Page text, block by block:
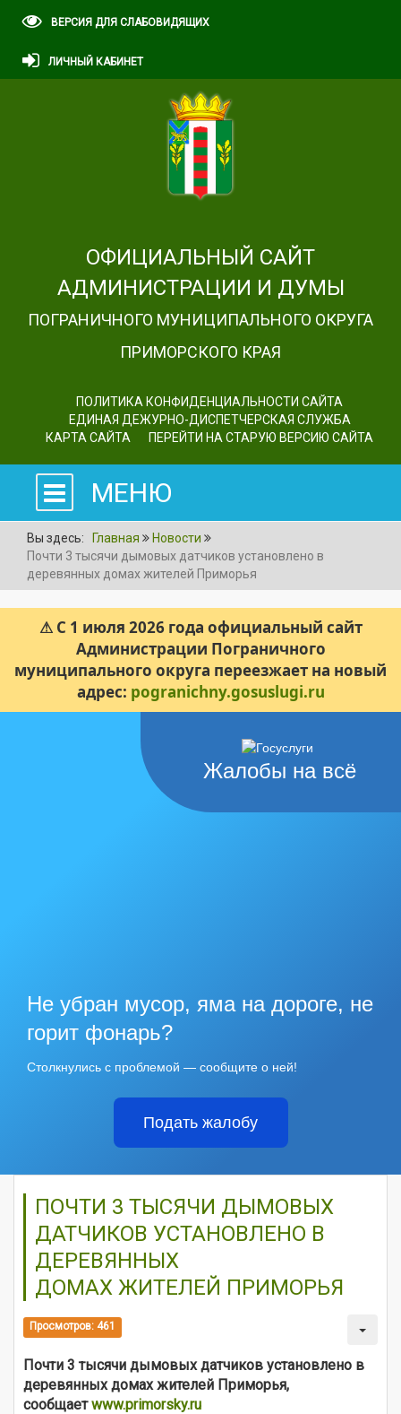
ВЕРСИЯ ДЛЯ СЛАБОВИДЯЩИХ
ЛИЧНЫЙ КАБИНЕТ
ОФИЦИАЛЬНЫЙ САЙТ
АДМИНИСТРАЦИИ И ДУМЫ
ПОГРАНИЧНОГО МУНИЦИПАЛЬНОГО ОКРУГА
ПРИМОРСКОГО КРАЯ
ПОЛИТИКА КОНФИДЕНЦИАЛЬНОСТИ САЙТА
ЕДИНАЯ ДЕЖУРНО-ДИСПЕТЧЕРСКАЯ СЛУЖБА
КАРТА САЙТА
ПЕРЕЙТИ НА СТАРУЮ ВЕРСИЮ САЙТА
МЕНЮ
Вы здесь: Главная
Новости
Почти 3 тысячи дымовых датчиков установлено в
деревянных домах жителей Приморья
⚠ С 1 июля 2026 года официальный сайт
Администрации Пограничного
муниципального округа переезжает на новый
адрес: pogranichny.gosuslugi.ru
Жалобы на всё
Не убран мусор, яма на дороге, не
горит фонарь?
Столкнулись с проблемой — сообщите о ней!
Подать жалобу
ПОЧТИ 3 ТЫСЯЧИ ДЫМОВЫХ
ДАТЧИКОВ УСТАНОВЛЕНО В
ДЕРЕВЯННЫХ
ДОМАХ ЖИТЕЛЕЙ ПРИМОРЬЯ
Просмотров: 461
Почти 3 тысячи дымовых датчиков установлено в
деревянных домахжителей Приморья,
сообщаетwww.primorsky.ru